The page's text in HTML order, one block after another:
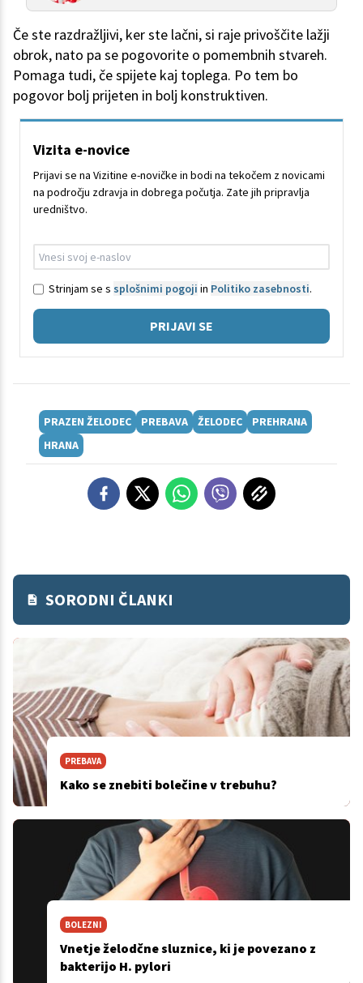
Če ste razdražljivi, ker ste lačni, si raje privoščite lažji
obrok, nato pa se pogovorite o pomembnih stvareh.
Pomaga tudi, če spijete kaj toplega. Po tem bo
pogovor bolj prijeten in bolj konstruktiven.
Vizita e-novice
Prijavi se na Vizitine e-novičke in bodi na tekočem z novicami
na področju zdravja in dobrega počutja. Zate jih pripravlja
uredništvo.
Strinjam se s splošnimi pogoji in Politiko zasebnosti.
PRIJAVI SE
PRAZEN ŽELODEC PREBAVA ŽELODEC
PREHRANA
HRANA
SORODNI ČLANKI
PREBAVA
Kako se znebiti bolečine v trebuhu?
BOLEZNI
Vnetje želodčne sluznice, ki je povezano z
bakterijo H. pylori